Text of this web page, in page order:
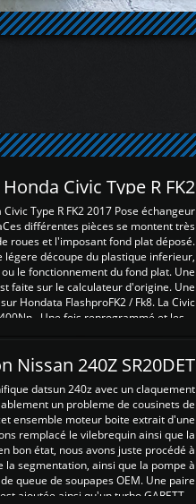
Civic Type R FK2
Type R FK2 2017 Pose échangeur
différentes pièces se montent très
roues et l'imposant fond plat déposé.
découpe du plastique inferieur,
le fonctionnement du fond plat. Une
faite sur le calculateur d'origine. Une
Hondata FlashproFK2 / Fk8. La Civic
, Une fois reprogrammé et les ...
Nissan 240Z SR20DET
datsun 240z avec un claquement
un probleme de cousinets de
ensemble moteur boite extrait d'une
remplacé le vilebrequin ainsi que la
bon état, nous avons juste procédé à
segmentation, ainsi que la pompe à
queue de soupapes OEM. Une paire
ajoutée ainsi qu'un turbo GARETT ...